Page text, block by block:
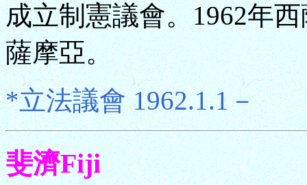
成立制憲議會。1962年
薩摩亞。
*立法議會 1962.1.1－
斐濟Fiji